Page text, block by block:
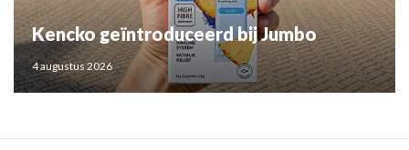
Kencko geïntroduceerd bij Jumbo
4 augustus 2026